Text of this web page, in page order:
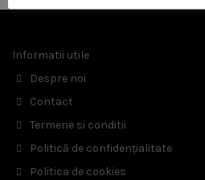
Informatii utile
Despre noi
Contact
Termene si conditii
Politică de confidențialitate
Politica de cookies